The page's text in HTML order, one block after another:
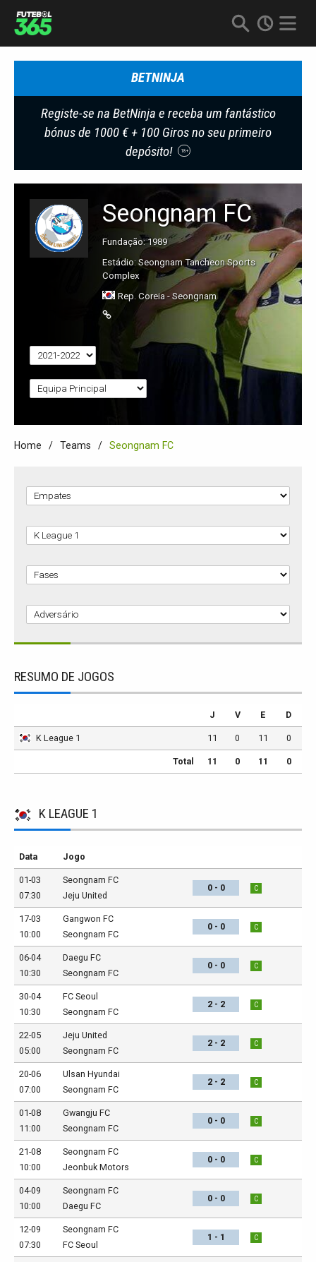
BETNINJA
Registe-se na BetNinja e receba um fantástico
bónus de 1000 € + 100 Giros no seu primeiro
depósito!
18+
Seongnam FC
Fundação: 1989
Estádio: Seongnam Tancheon Sports
Complex
Rep. Coreia - Seongnam
Home Teams Seongnam FC
RESUMO DE JOGOS
J V E D
K League 1 11 0 11 0
Total 11 0 11 0
K LEAGUE 1
Data Jogo
01-03
07:30
Seongnam FC
Jeju United
0 - 0 C
17-03
10:00
Gangwon FC
Seongnam FC
0 - 0 C
06-04
10:30
Daegu FC
Seongnam FC
0 - 0 C
30-04
10:30
FC Seoul
Seongnam FC
2 - 2 C
22-05
05:00
Jeju United
Seongnam FC
2 - 2 C
20-06
07:00
Ulsan Hyundai
Seongnam FC
2 - 2 C
01-08
11:00
Gwangju FC
Seongnam FC
0 - 0 C
21-08
10:00
Seongnam FC
Jeonbuk Motors
0 - 0 C
04-09
10:00
Seongnam FC
Daegu FC
0 - 0 C
12-09
07:30
Seongnam FC
FC Seoul
1 - 1 C